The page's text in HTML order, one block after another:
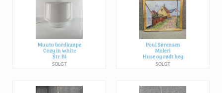
Muuto bordlampe
Cozy in white
Str. Bi
SOLGT
Poul Sørensen
Maleri
Huse og rødt heg
SOLGT